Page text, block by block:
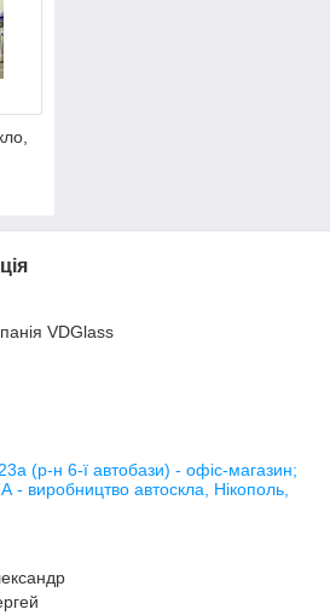
VDGlass
(р-н 6-ї автобази) - офіс-магазин;
- виробництво автоскла, Нікополь,